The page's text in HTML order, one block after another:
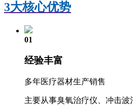
3大核心优势
01
经验丰富
多年医疗器材生产销售
主要从事臭氧治疗仪、冲击波